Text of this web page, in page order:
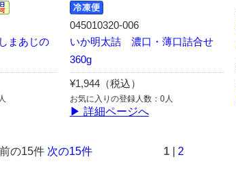
まあじの
045010320-006
いか明太詰 濃口・薄口詰合せ
360g
¥1,944（税込）
お気に入りの登録人数：0人
▶ 詳細ページへ
の15件 次の15件 1 2